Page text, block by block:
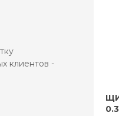
клиентов -